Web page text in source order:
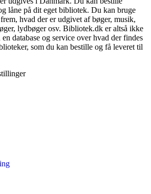
låne på dit eget bibliotek. Du kan bruge
hvad der er udgivet af bøger, musik,
lydbøger osv. Bibliotek.dk er altså ikke
database og service over hvad der findes
som du kan bestille og få leveret til